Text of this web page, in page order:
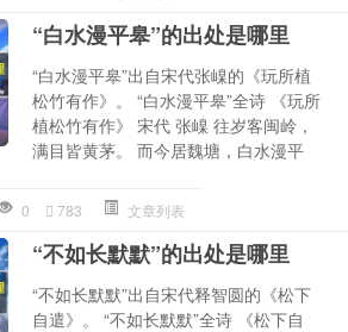
“白水漫平皋”的出处是哪里
“白水漫平皋”出自宋代张嵲的《玩所植
松竹有作》。 “白水漫平皋”全诗 《玩所
植松竹有作》 宋代 张嵲 往岁客闽岭，
满目皆黄茅。 而今居魏塘，白水漫平
0 783 文章列表
“不如长默默”的出处是哪里
“不如长默默”出自宋代释智圆的《松下
自遣》。 “不如长默默”全诗 《松下自